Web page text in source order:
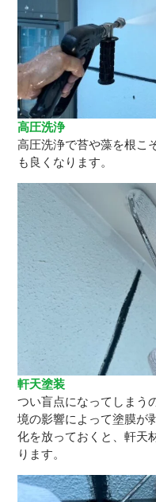
高圧洗浄
高圧洗浄で苔や藻を根こ
も良くなります。
軒天塗装
つい盲点になってしまう
境の影響によって塗膜が
化を放っておくと、軒天
ります。